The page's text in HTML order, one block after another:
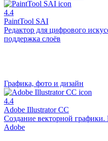
4.4
PaintTool SAI
Редактор для цифрового
поддержка слоёв
Графика, фото и дизайн
4.4
Adobe Illustrator CC
Создание векторной
Adobe